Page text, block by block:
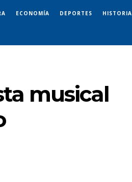
ECONOMÍA DEPORTES HISTORIA
musical